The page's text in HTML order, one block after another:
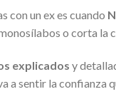
con un ex es cuando
o corta la
explicados y
a sentir la confianza